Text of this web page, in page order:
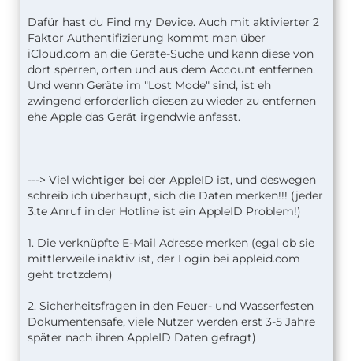
Dafür hast du Find my Device. Auch mit aktivierter 2
Faktor Authentifizierung kommt man über
iCloud.com an die Geräte-Suche und kann diese von
dort sperren, orten und aus dem Account entfernen.
Und wenn Geräte im "Lost Mode" sind, ist eh
zwingend erforderlich diesen zu wieder zu entfernen
ehe Apple das Gerät irgendwie anfasst.
---> Viel wichtiger bei der AppleID ist, und deswegen
schreib ich überhaupt, sich die Daten merken!!! (jeder
3.te Anruf in der Hotline ist ein AppleID Problem!)
1. Die verknüpfte E-Mail Adresse merken (egal ob sie
mittlerweile inaktiv ist, der Login bei appleid.com
geht trotzdem)
2. Sicherheitsfragen in den Feuer- und Wasserfesten
Dokumentensafe, viele Nutzer werden erst 3-5 Jahre
später nach ihren AppleID Daten gefragt)